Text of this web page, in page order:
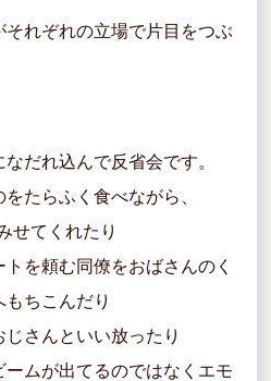
れぞれの立場で片目をつぶ
だれ込んで反省会です。
たらふく食べながら、
せてくれたり
を頼む同僚をおばさんのく
ちこんだり
さんといい放ったり
ムが出てるのではなくエモ